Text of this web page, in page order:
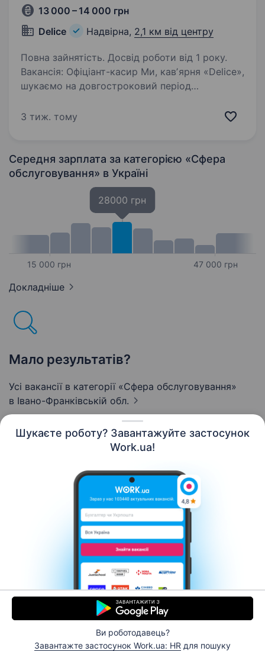
Шукаєте роботу? Завантажуйте застосунок
Work.ua!
Ви роботодавець?
Завантажте застосунок Work.ua: HR для пошуку
13 000 – 14 000 грн
Delice
Надвірна, 2,1 км від центру
Повна зайнятість. Досвід роботи від 1 року.
Вакансія: Офіціант-касир Ми, кавʼярня «Delice»,
шукаємо на довгостроковий період
відповідального співробітника на посаду
3 тиж. тому
Середня зарплата за категорією «Сфера
обслуговування» в Україні
15 000 грн
28000 грн
47 000 грн
Докладніше
Мало результатів?
Усі вакансії в категорії «Сфера обслуговування»
в Івано-Франківській обл.
Контакти Про нас
Кар’єра
Допомога Умови використання
© 2006–2026 Work.ua. Сервіс пошуку роботи №1 в